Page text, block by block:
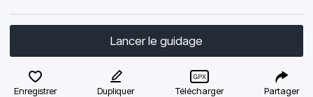
Lancer le guidage
Enregistrer Dupliquer Télécharger Partager